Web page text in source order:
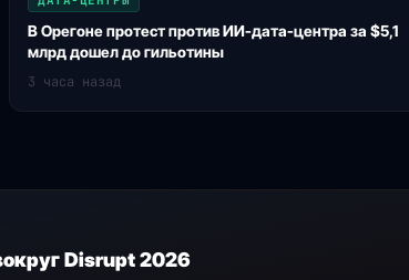
В Орегоне протест против ИИ-дата-центра за $5,1
млрд дошел до гильотины
3 часа назад
Disrupt 2026